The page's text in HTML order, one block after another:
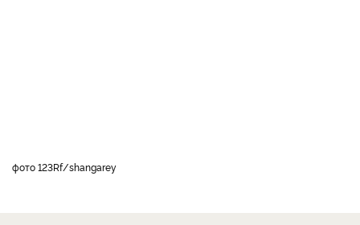
фото 123Rf/shangarey